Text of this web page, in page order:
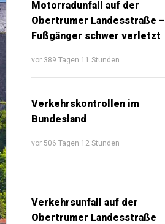
Motorradunfall auf der
Obertrumer Landesstraße –
Fußgänger schwer verletzt
vor 389 Tagen 11 Stunden
Verkehrskontrollen im
Bundesland
vor 506 Tagen 12 Stunden
Verkehrsunfall auf der
Obertrumer Landesstraße